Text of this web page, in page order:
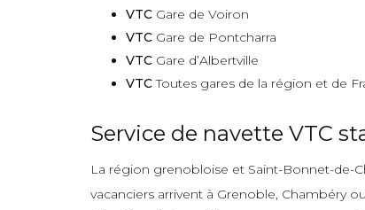
VTC Gare de Voiron
VTC Gare de Pontcharra
VTC Gare d’Albertville
VTCToutes gares de la région et de
Service de navette VTC
La région grenobloise et Saint-Bonnet-de-
vacanciers arrivent à Grenoble, Chambéry